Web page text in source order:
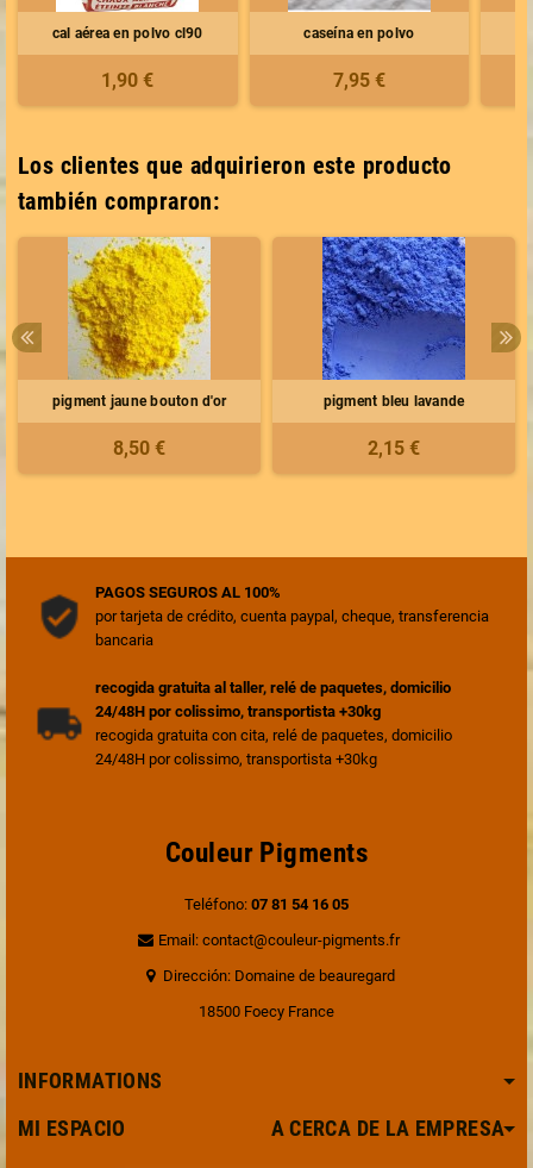
cal aérea en polvo cl90
1,90 €
caseína en polvo
7,95 €
Los clientes que adquirieron este producto
también compraron:
pigment jaune bouton d'or
8,50 €
pigment bleu lavande
2,15 €
PAGOS SEGUROS AL 100%
por tarjeta de crédito, cuenta paypal, cheque, transferencia
bancaria
recogida gratuita al taller, relé de paquetes, domicilio
24/48H por colissimo, transportista +30kg
recogida gratuita con cita, relé de paquetes, domicilio
24/48H por colissimo, transportista +30kg
Couleur Pigments
Teléfono: 07 81 54 16 05
Email: contact@couleur-pigments.fr
Dirección: Domaine de beauregard
18500 Foecy France
INFORMATIONS
MI ESPACIO A CERCA DE LA EMPRESA